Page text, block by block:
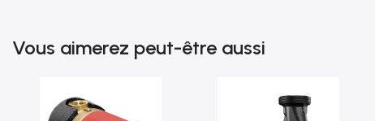
Vous aimerez peut-être aussi